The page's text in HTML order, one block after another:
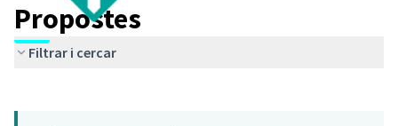
Propostes
Filtrar i cercar